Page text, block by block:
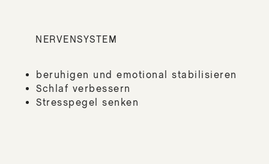
NERVENSYSTEM
beruhigen und emotional stabilisieren
Schlaf verbessern
Stresspegel senken